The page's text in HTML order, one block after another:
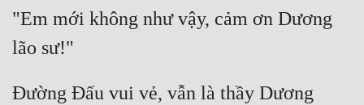
"Em mới không như vậy, cảm ơn Dương
Đường Đấu vui vẻ, vẫn là thầy Dương